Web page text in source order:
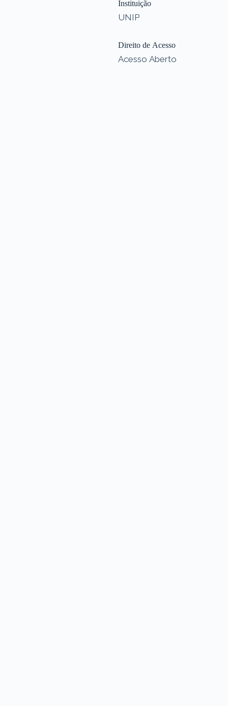
Instituição
UNIP
Direito de Acesso
Acesso Aberto